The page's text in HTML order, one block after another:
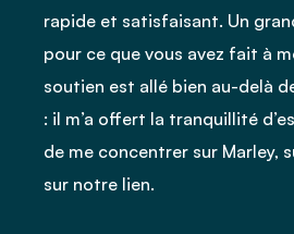
rapide et satisfaisant. Un
pour ce que vous avez fait à
soutien est allé bien au-delà
: il m’a offert la tranquillité
de me concentrer sur Marley,
sur notre lien.